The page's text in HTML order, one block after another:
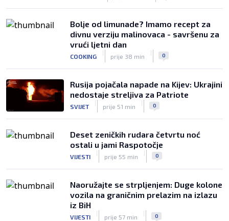
Bolje od limunade? Imamo recept za
divnu verziju malinovaca - savršenu za
vrući ljetni dan
COOKING
|
prije 38 min
| 0
Rusija pojačala napade na Kijev: Ukrajini
nedostaje streljiva za Patriote
SVIJET
|
prije 51 min
| 0
Deset zeničkih rudara četvrtu noć
ostali u jami Raspotočje
VIJESTI
|
prije 55 min
| 0
Naoružajte se strpljenjem: Duge kolone
vozila na graničnim prelazim na izlazu
iz BiH
VIJESTI
|
prije 57 min
| 0